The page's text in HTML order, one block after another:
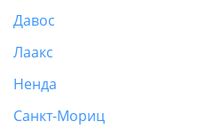
Давос
Лаакс
Ненда
Санкт-Мориц